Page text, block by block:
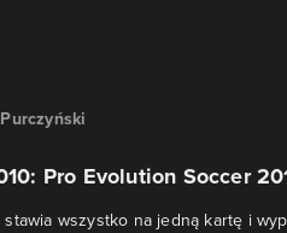
Pro Evolution Soccer
stawia wszystko na jedną kartę i